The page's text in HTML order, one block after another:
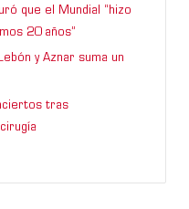
que el Mundial “hizo
20 años”
y Aznar suma un
tras